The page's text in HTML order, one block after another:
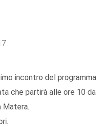
incontro del programma
che partirà alle ore 10 da
Matera.